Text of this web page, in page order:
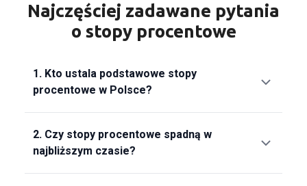
Najczęściej zadawane pytania
o stopy procentowe
1.
procentowe w Polsce?
2.
najbliższym czasie?